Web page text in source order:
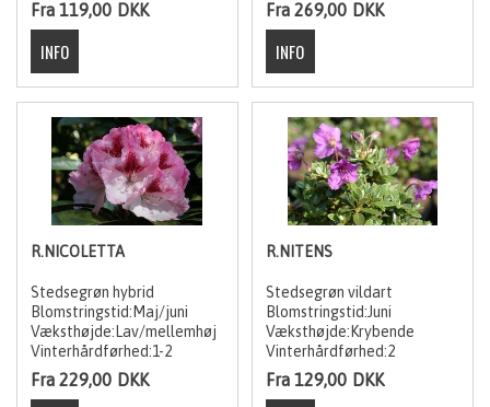
Fra 119,00 DKK Fra 269,00 DKK
R.NICOLETTA
Stedsegrøn hybrid
Blomstringstid:Maj/juni
Væksthøjde:Lav/mellemhøj
Vinterhårdførhed:1-2
Fra 229,00 DKK
R.NITENS
Stedsegrøn vildart
Blomstringstid:Juni
Væksthøjde:Krybende
Vinterhårdførhed:2
Fra 129,00 DKK